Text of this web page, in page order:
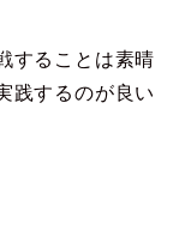
することは素晴
践するのが良い